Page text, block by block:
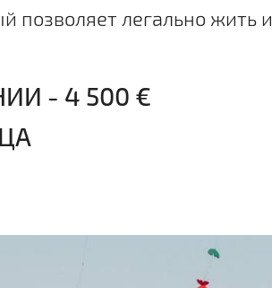
позволяет легально жить и
- 4 500 €